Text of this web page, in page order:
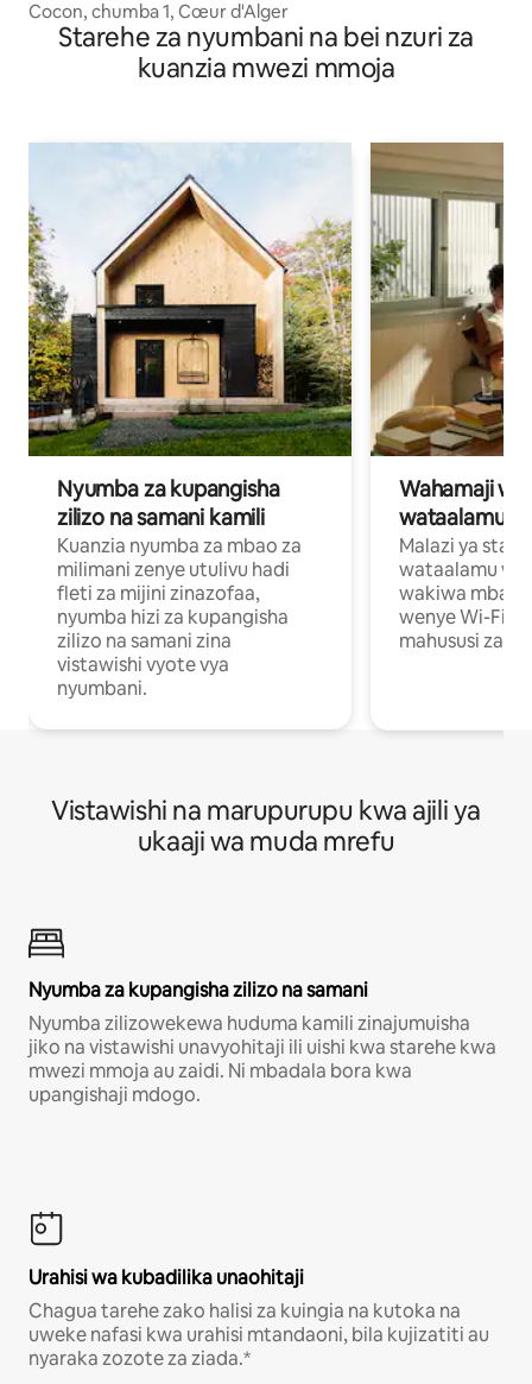
Cocon, chumba 1, Cœur d'Alger
Starehe za nyumbani na bei nzuri za
kuanzia mwezi mmoja
Nyumba za kupangisha
zilizo na samani kamili
Kuanzia nyumba za mbao za
milimani zenye utulivu hadi
fleti za mijini zinazofaa,
nyumba hizi za kupangisha
zilizo na samani zina
vistawishi vyote vya
nyumbani.
Wahamaji
wataalamu
Malazi ya
wataalamu
wakiwa mbali
wenye Wi-Fi
mahususi za
Vistawishi na marupurupu kwa ajili ya
ukaaji wa muda mrefu
Nyumba za kupangisha zilizo na samani
Nyumba zilizowekewa huduma kamili zinajumuisha
jiko na vistawishi unavyohitaji ili uishi kwa starehe kwa
mwezi mmoja au zaidi. Ni mbadala bora kwa
upangishaji mdogo.
Urahisi wa kubadilika unaohitaji
Chagua tarehe zako halisi za kuingia na kutoka na
uweke nafasi kwa urahisi mtandaoni, bila kujizatiti au
nyaraka zozote za ziada.*